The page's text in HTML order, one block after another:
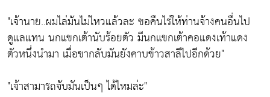
"เจ้านาย..ผมไล่มันไม่ไหวแล้วละ ขอคืนไร่ให้ท่านจ้างคนอื่นไป
ดูแลแทน นกแขกเต้านับร้อยตัว มีนกแขกเต้าคอแดงเท้าแดง
ตัวหนึ่งนำมา เมื่อขากลับมันยังคาบข้าวสาลีไปอีกด้วย"
"เจ้าสามารถจับมันเป็นๆ ได้ไหมล่ะ"